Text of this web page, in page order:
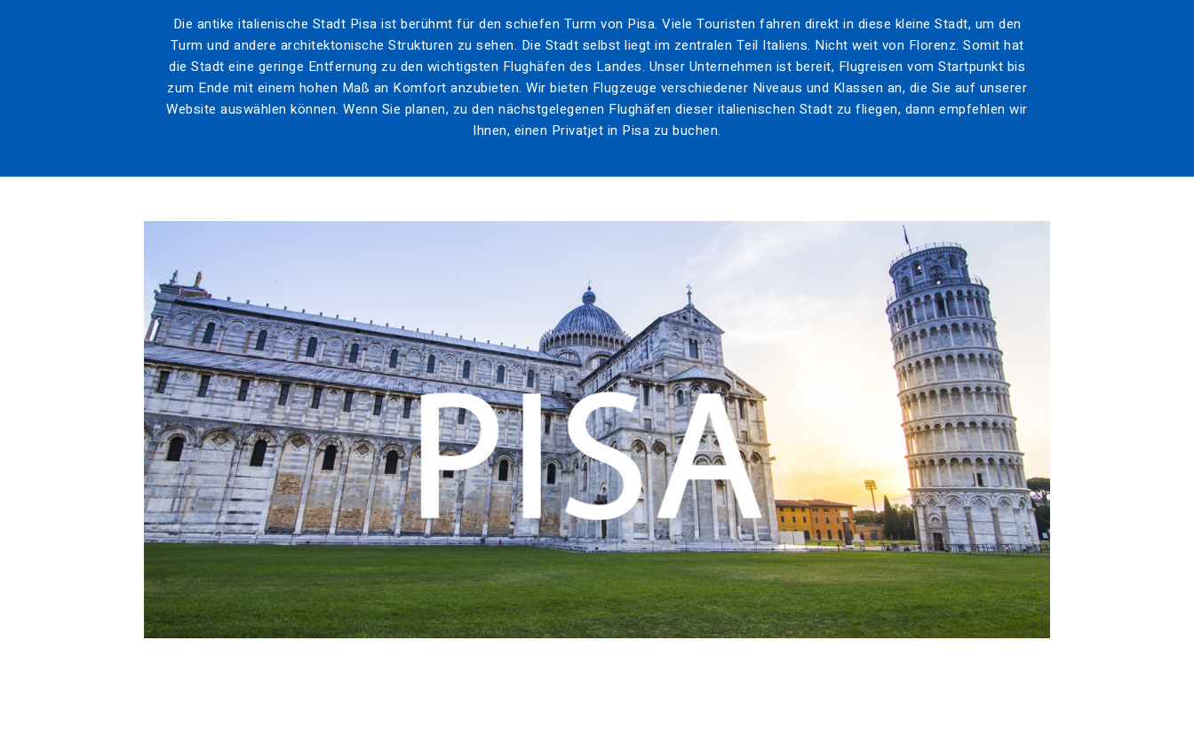
Die antike italienische Stadt Pisa ist berühmt für den schiefen Turm von Pisa. Viele Touristen fahren direkt in diese kleine Stadt, um den
Turm und andere architektonische Strukturen zu sehen. Die Stadt selbst liegt im zentralen Teil Italiens. Nicht weit von Florenz. Somit hat
die Stadt eine geringe Entfernung zu den wichtigsten Flughäfen des Landes. Unser Unternehmen ist bereit, Flugreisen vom Startpunkt bis
zum Ende mit einem hohen Maß an Komfort anzubieten. Wir bieten Flugzeuge verschiedener Niveaus und Klassen an, die Sie auf unserer
Website auswählen können. Wenn Sie planen, zu den nächstgelegenen Flughäfen dieser italienischen Stadt zu fliegen, dann empfehlen wir
Ihnen, einen Privatjet in Pisa zu buchen.